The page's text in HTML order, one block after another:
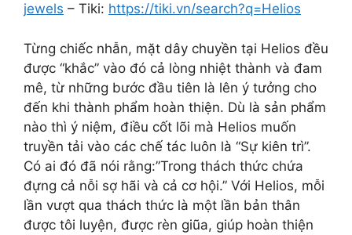
jewels – Tiki: https://tiki.vn/search?q=Helios
Từng chiếc nhẫn, mặt dây chuyền tại Helios đều
được “khắc” vào đó cả lòng nhiệt thành và đam
mê, từ những bước đầu tiên là lên ý tưởng cho
đến khi thành phẩm hoàn thiện. Dù là sản phẩm
nào thì ý niệm, điều cốt lõi mà Helios muốn
truyền tải vào các chế tác luôn là “Sự kiên trì”.
Có ai đó đã nói rằng:”Trong thách thức chứa
đựng cả nỗi sợ hãi và cả cơ hội.” Với Helios, mỗi
lần vượt qua thách thức là một lần bản thân
được tôi luyện, được rèn giũa, giúp hoàn thiện